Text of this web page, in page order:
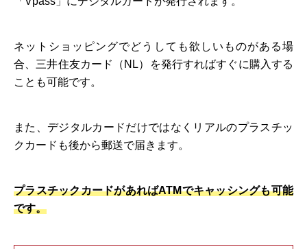
ネットショッピングでどうしても欲しいものがある場
合、三井住友カード（NL）を発行すればすぐに購入する
ことも可能です。
また、デジタルカードだけではなくリアルのプラスチッ
クカードも後から郵送で届きます。
プラスチックカードがあればATMでキャッシングも可能
です。